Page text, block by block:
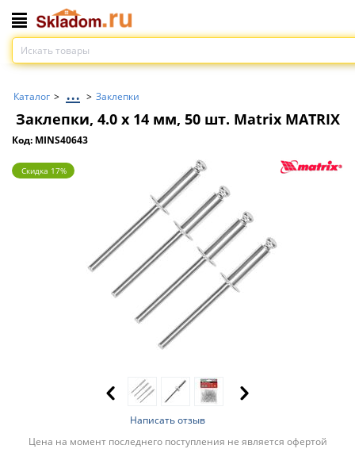
Каталог > ... > Заклепки
Заклепки, 4.0 х 14 мм, 50 шт. Matrix MATRIX
Код: MINS40643
Скидка 17%
Написать отзыв
Цена на момент последнего поступления не является офертой